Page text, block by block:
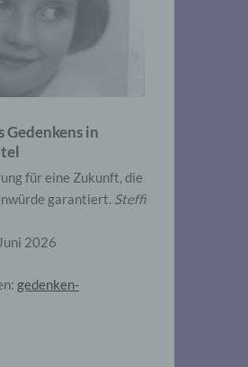
Gedenkens in
für eine Zukunft, die
garantiert. Steffi
2026
gedenken-